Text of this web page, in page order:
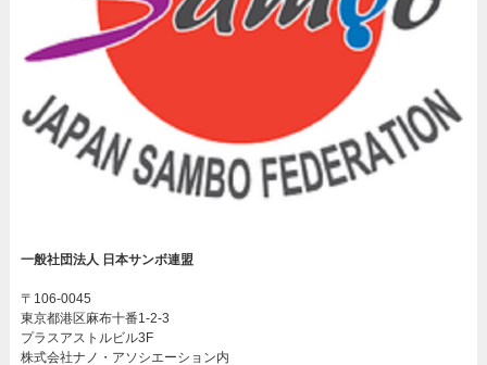
一般社団法人 日本サンボ連盟
〒106-0045
東京都港区麻布十番1-2-3
プラスアストルビル3F
株式会社ナノ・アソシエーション内